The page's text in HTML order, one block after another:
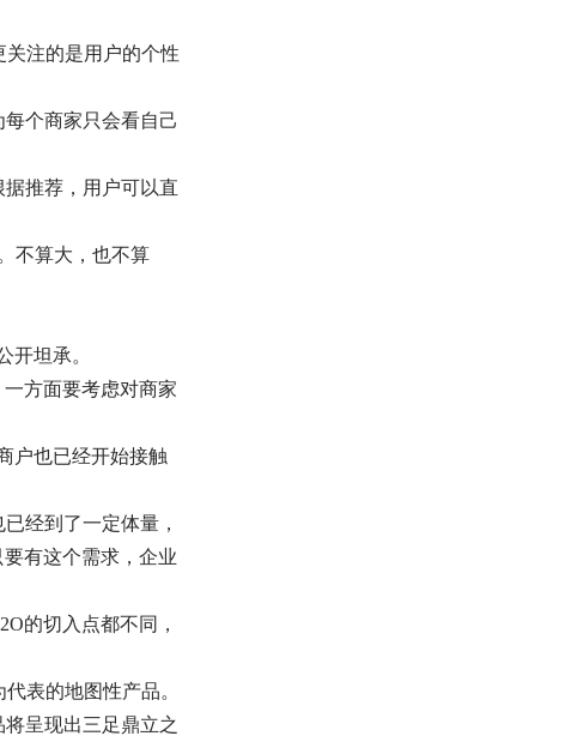
注的是用户的个性
个商家只会看自己
推荐，用户可以直
不算大，也不算
开坦承。
方面要考虑对商家
户也已经开始接触
经到了一定体量，
有这个需求，企业
的切入点都不同，
表的地图性产品。
呈现出三足鼎立之